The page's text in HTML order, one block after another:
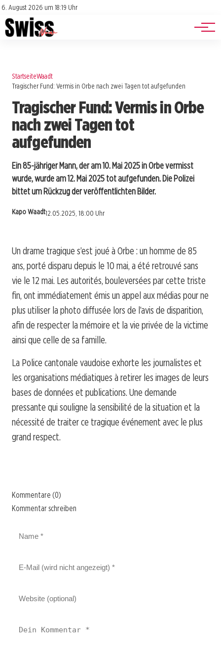
6. August 2026 um 18:19 Uhr
Impressum
Datenschutz
Jobs
Events
StartseiteWaadt
Tragischer Fund: Vermis in Orbe nach zwei Tagen tot aufgefunden
Tragischer Fund: Vermis in Orbe
nach zwei Tagen tot
aufgefunden
Ein 85-jähriger Mann, der am 10. Mai 2025 in Orbe vermisst
wurde, wurde am 12. Mai 2025 tot aufgefunden. Die Polizei
bittet um Rückzug der veröffentlichten Bilder.
Kapo Waadt12.05.2025, 18:00 Uhr
Un drame tragique s’est joué à Orbe : un homme de 85
ans, porté disparu depuis le 10 mai, a été retrouvé sans
vie le 12 mai. Les autorités, bouleversées par cette triste
fin, ont immédiatement émis un appel aux médias pour ne
plus utiliser la photo diffusée lors de l’avis de disparition,
afin de respecter la mémoire et la vie privée de la victime
ainsi que celle de sa famille.
La Police cantonale vaudoise exhorte les journalistes et
les organisations médiatiques à retirer les images de leurs
bases de données et publications. Une demande
pressante qui souligne la sensibilité de la situation et la
nécessité de traiter ce tragique événement avec le plus
grand respect.
Kommentare (0)
Kommentar schreiben